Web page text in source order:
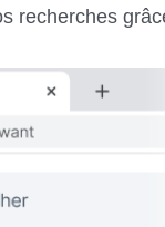
recherches